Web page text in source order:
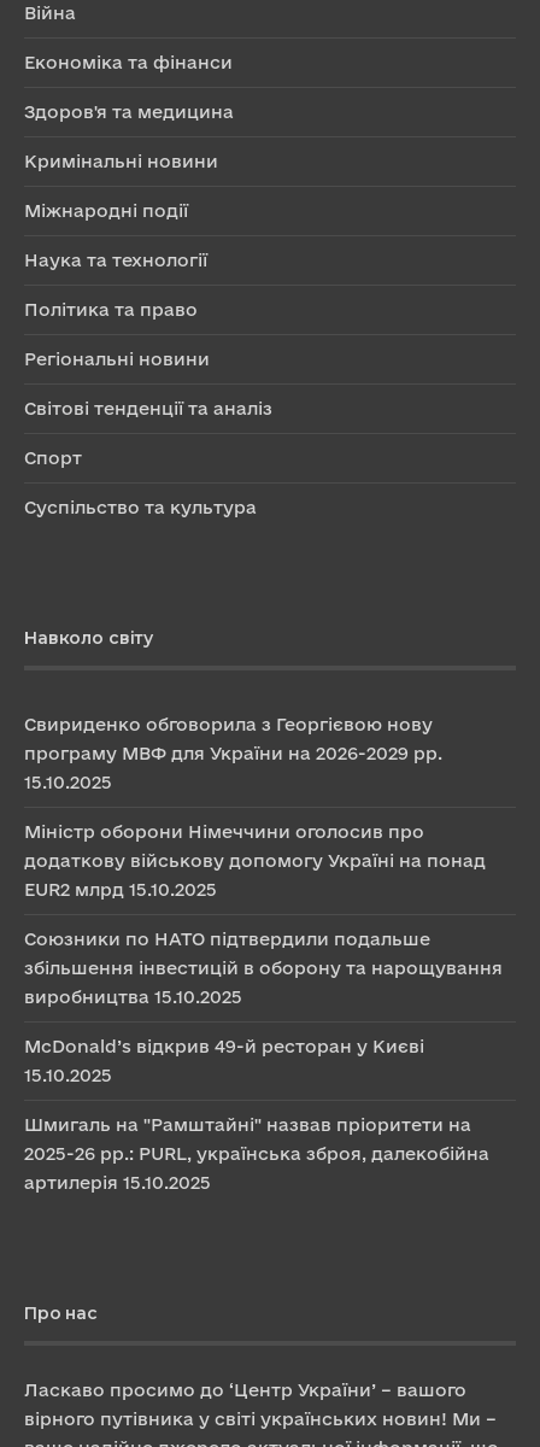
Війна
Економіка та фінанси
Здоров'я та медицина
Кримінальні новини
Міжнародні події
Наука та технології
Політика та право
Регіональні новини
Світові тенденції та аналіз
Спорт
Суспільство та культура
Навколо світу
Свириденко обговорила з Георгієвою нову
програму МВФ для України на 2026-2029 рр.
15.10.2025
Міністр оборони Німеччини оголосив про
додаткову військову допомогу Україні на понад
EUR2 млрд 15.10.2025
Союзники по НАТО підтвердили подальше
збільшення інвестицій в оборону та нарощування
виробництва 15.10.2025
McDonald’s відкрив 49-й ресторан у Києві
15.10.2025
Шмигаль на "Рамштайні" назвав пріоритети на
2025-26 рр.: PURL, українська зброя, далекобійна
артилерія 15.10.2025
Про нас
Ласкаво просимо до ‘Центр України’ – вашого
вірного путівника у світі українських новин! Ми –